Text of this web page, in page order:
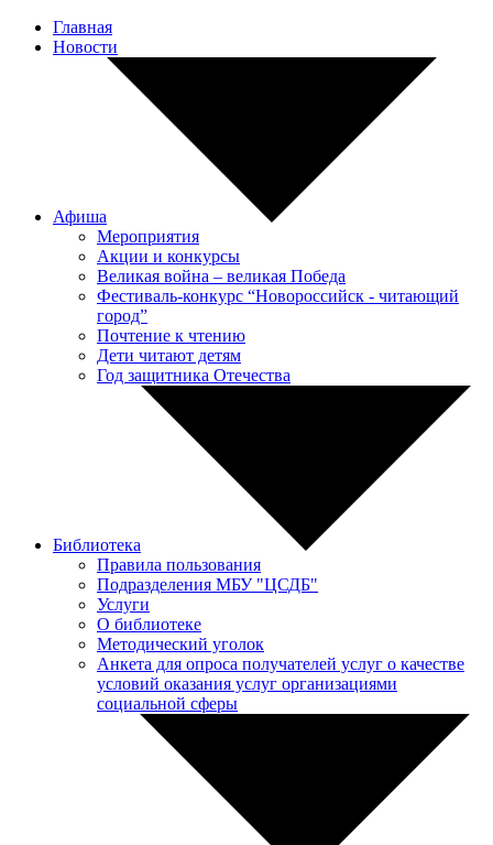
Главная
Новости
Афиша
Мероприятия
Акции и конкурсы
Великая война – великая Победа
Фестиваль-конкурс “Новороссийск - читающий
город”
Почтение к чтению
Дети читают детям
Год защитника Отечества
Библиотека
Правила пользования
Подразделения МБУ "ЦСДБ"
Услуги
О библиотеке
Методический уголок
Анкета для опроса получателей услуг о качестве
условий оказания услуг организациями
социальной сферы